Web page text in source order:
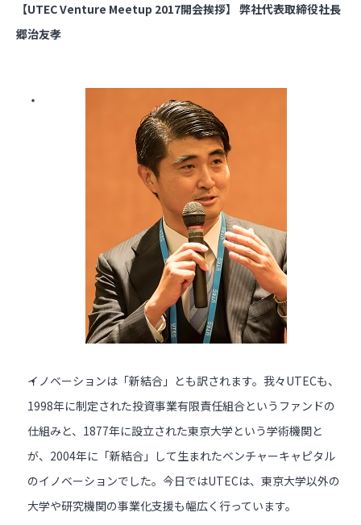
【UTEC Venture Meetup 2017開会挨拶】 弊社代表取締役社長
郷治友孝
イノベーションは「新結合」とも訳されます。我々UTECも、
1998年に制定された投資事業有限責任組合というファンドの
仕組みと、1877年に設立された東京大学という学術機関と
が、2004年に「新結合」して生まれたベンチャーキャピタル
のイノベーションでした。今日ではUTECは、東京大学以外の
大学や研究機関の事業化支援も幅広く行っています。